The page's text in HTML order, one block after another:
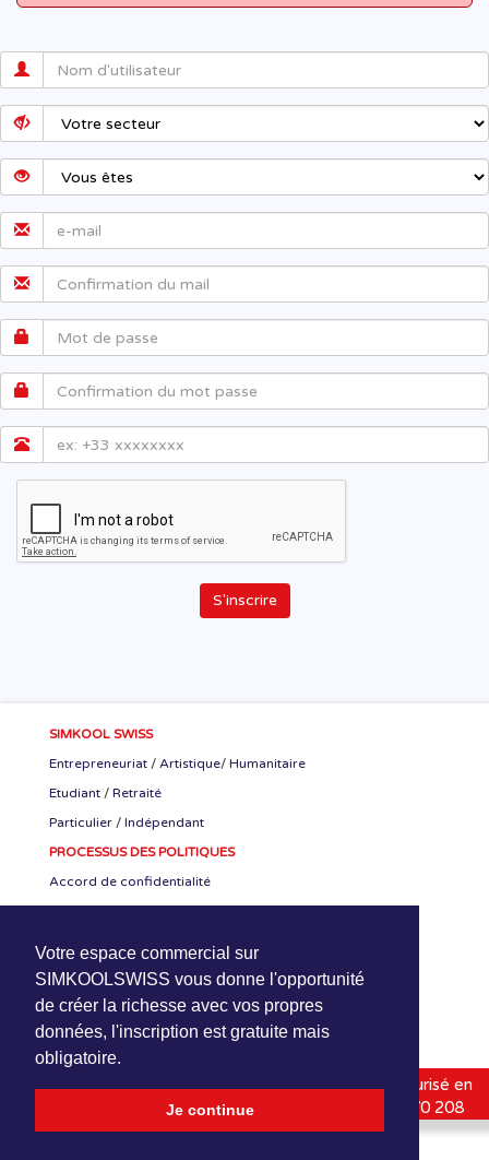
Votre espace commercial sur
SIMKOOLSWISS vous donne l'opportunité
de créer la richesse avec vos propres
données, l'inscription est gratuite mais
obligatoire.
Je continue
S'inscrire
SIMKOOL SWISS
Entrepreneuriat / Artistique/ Humanitaire
Etudiant / Retraité
Particulier / Indépendant
PROCESSUS DES POLITIQUES
Accord de confidentialité
RETROUVER NOUS
SimKoolSwiss
1994-2020 | Hébergé-Protégé-Sécurisé en
HPNetwork Sàrl | Online : +41 800 070 208